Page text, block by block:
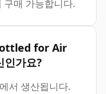
구매 가능합니다.
for Air
가요?
서 생산됩니다.